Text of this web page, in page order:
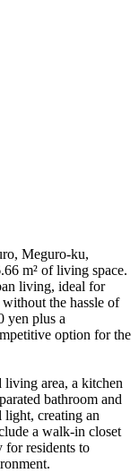
Meguro-ku,
m² of living space.
living, ideal for
the hassle of
yen plus a
option for the
area, a kitchen
bathroom and
creating an
a walk-in closet
for residents to